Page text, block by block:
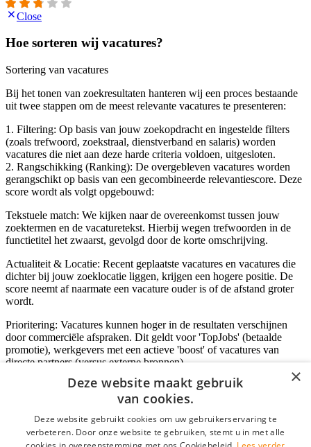
Close
Hoe sorteren wij vacatures?
Sortering van vacatures
Bij het tonen van zoekresultaten hanteren wij een proces bestaande
uit twee stappen om de meest relevante vacatures te presenteren:
1. Filtering: Op basis van jouw zoekopdracht en ingestelde filters
(zoals trefwoord, zoekstraal, dienstverband en salaris) worden
vacatures die niet aan deze harde criteria voldoen, uitgesloten.
2. Rangschikking (Ranking): De overgebleven vacatures worden
gerangschikt op basis van een gecombineerde relevantiescore. Deze
score wordt als volgt opgebouwd:
Tekstuele match: We kijken naar de overeenkomst tussen jouw
zoektermen en de vacaturetekst. Hierbij wegen trefwoorden in de
functietitel het zwaarst, gevolgd door de korte omschrijving.
Actualiteit & Locatie: Recent geplaatste vacatures en vacatures die
dichter bij jouw zoeklocatie liggen, krijgen een hogere positie. De
score neemt af naarmate een vacature ouder is of de afstand groter
wordt.
Prioritering: Vacatures kunnen hoger in de resultaten verschijnen
door commerciële afspraken. Dit geldt voor 'TopJobs' (betaalde
promotie), werkgevers met een actieve 'boost' of vacatures van
directe partners (versus externe bronnen).
Inloggen als bedrijf
*
×
Deze website maakt gebruik
van cookies.
Deze website gebruikt cookies om uw gebruikerservaring te
verbeteren. Door onze website te gebruiken, stemt u in met alle